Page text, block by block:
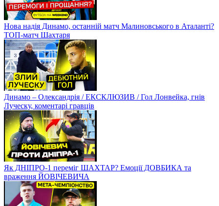
Нова надія Динамо, останній матч Малиновського в Аталанті?
ТОП-матч Шахтаря
Динамо – Олександрія / ЕКСКЛЮЗИВ / Гол Лонвейка, гнів
Луческу, коментарі гравців
Як ДНІПРО-1 переміг ШАХТАР? Емоції ДОВБИКА та
враження ЙОВІЧЕВИЧА